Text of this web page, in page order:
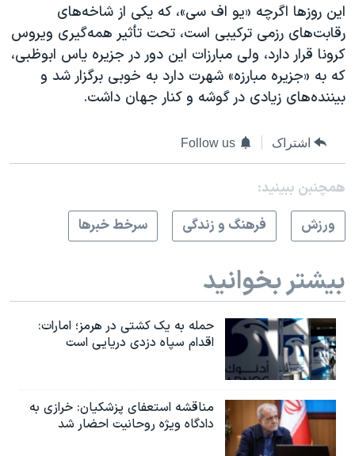
این روزها اگرچه «یو اف سی»، که یکی از شاخه‌های
رقابت‌های رزمی ترکیبی است، تحت تأثیر همه‌گیری ویروس
کرونا قرار دارد، ولی مبارزات این دور در جزیره یاس ابوظبی،
که به «جزیره مبارزه» شهرت دارد به خوبی برگزار شد و
بیننده‌های زیادی در گوشه و کنار جهان داشت.
اشتراک Follow us
همچنبن ببینید:
ورزش
فرهنگ و زندگی سرخط خبرها
بیشتر بخوانید
حمله به یک کشتی در هرمز؛ امارات:
اقدام سپاه دزدی دریایی است
مناقشه استعفای پزشکیان: خرازی به
دادگاه ویژه روحانیت احضار شد